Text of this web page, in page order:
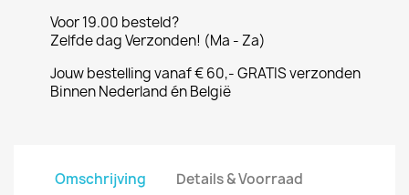
Voor 19.00 besteld?
Zelfde dag Verzonden! (Ma - Za)
Jouw bestelling vanaf € 60,- GRATIS verzonden
Binnen Nederland én België
Omschrijving Details & Voorraad